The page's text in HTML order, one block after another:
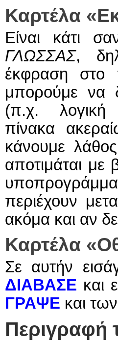
Καρτέλα
Είναι κάτι
ΓΛΩΣΣΑΣ,
έκφραση στο
μπορούμε να
(π.χ. λογική
πίνακα
κάνουμε
αποτιμάται με
περιέχουν
ακόμα και αν
Καρτέλα
Σε αυτήν
ΔΙΑΒΑΣΕ και
ΓΡΑΨΕ και
Περιγραφή